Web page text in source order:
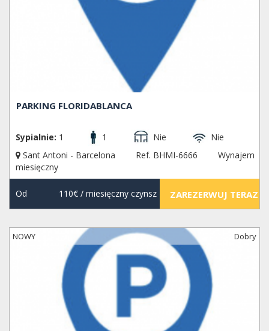
PARKING FLORIDABLANCA
Sypialnie: 1 1 Nie
Nie
Sant Antoni - Barcelona
Ref. BHMI-6666
Wynajem
miesięczny
Od 110€/ miesięczny czynsz ZAREZERWUJ TERAZ
NOWY Dobry